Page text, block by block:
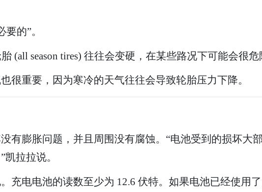
的”。
(all season tires) 往往会变硬，在某些路况下可能会很
很重要，因为寒冷的天气往往会导致轮胎压力下降。
有膨胀问题，并且周围没有腐蚀。“电池受到的损坏大
拉拉说。
充电电池的读数至少为 12.6 伏特。如果电池已经使用